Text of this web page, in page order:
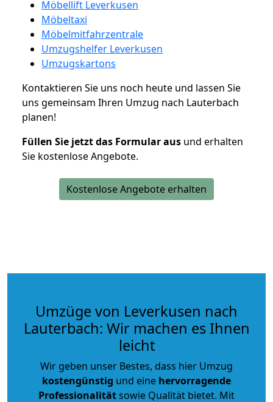
Möbellift Leverkusen
Möbeltaxi
Möbelmitfahrzentrale
Umzugshelfer Leverkusen
Umzugskartons
Kontaktieren Sie uns noch heute und lassen Sie
uns gemeinsam Ihren Umzug nach Lauterbach
planen!
Füllen Sie jetzt das Formular aus und erhalten
Sie kostenlose Angebote.
Kostenlose Angebote erhalten
Umzüge von Leverkusen nach
Lauterbach: Wir machen es Ihnen
leicht
Wir geben unser Bestes, dass hier Umzug
kostengünstig und eine hervorragende
Professionalitätsowie Qualität bietet. Mit